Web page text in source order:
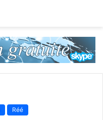
Réé